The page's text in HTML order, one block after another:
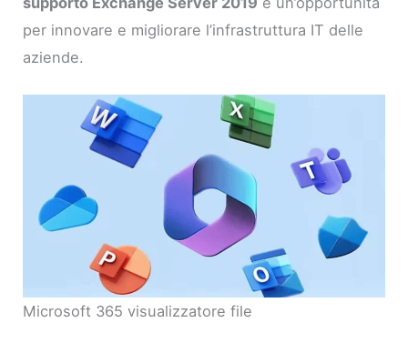
per innovare e migliorare l’infrastruttura IT delle
aziende.
Microsoft 365 visualizzatore file